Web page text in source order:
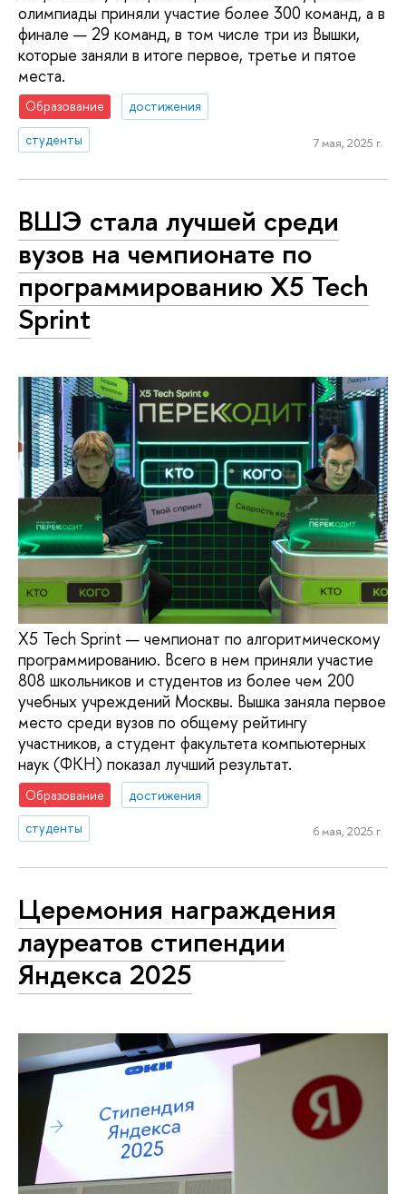
олимпиады приняли участие более 300 команд, а в
финале — 29 команд, в том числе три из Вышки,
которые заняли в итоге первое, третье и пятое
места.
Образование
достижения
студенты
7 мая, 2025 г.
ВШЭ стала лучшей среди
вузов на чемпионате по
программированию X5 Tech
Sprint
X5 Tech Sprint — чемпионат по алгоритмическому
программированию. Всего в нем приняли участие
808 школьников и студентов из более чем 200
учебных учреждений Москвы. Вышка заняла первое
место среди вузов по общему рейтингу
участников, а студент факультета компьютерных
наук (ФКН) показал лучший результат.
Образование
достижения
студенты
6 мая, 2025 г.
Церемония награждения
лауреатов стипендии
Яндекса 2025